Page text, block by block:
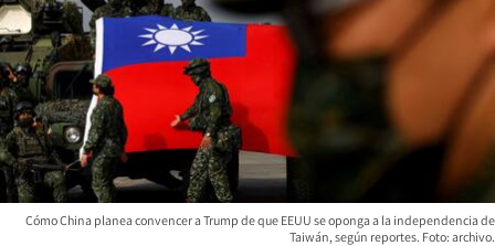
Cómo China planea convencer a Trump de que EEUU se oponga a la independencia de
Taiwán, según reportes. Foto: archivo.